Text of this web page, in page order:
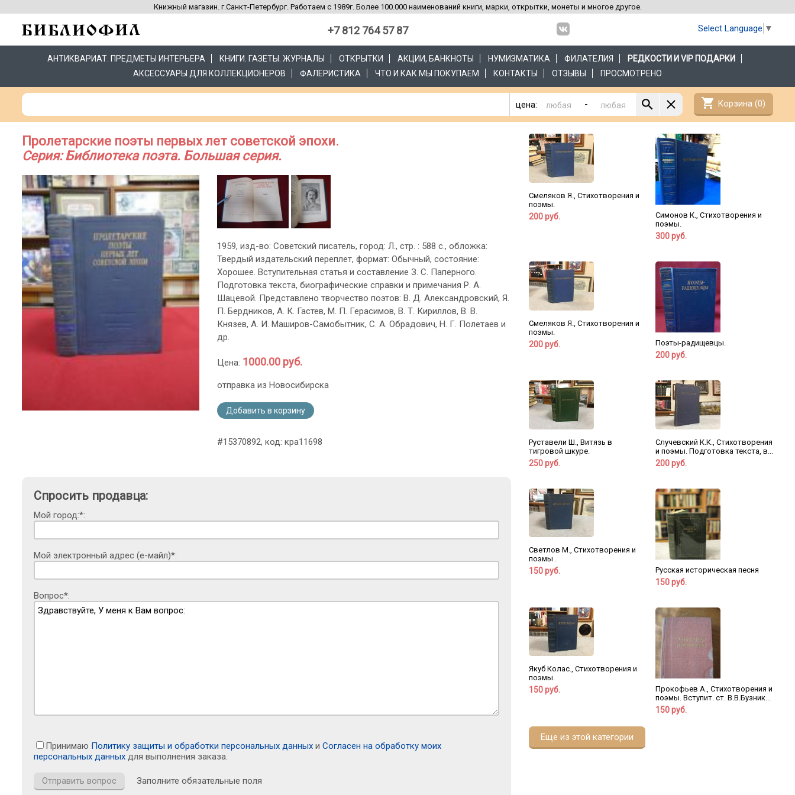
Книжный магазин. г.Санкт-Петербург. Работаем с 1989г. Более 100.000 наименований книги, марки, открытки, монеты и многое другое.
+7 812 764 57 87 Select Language ▼
АНТИКВАРИАТ. ПРЕДМЕТЫ ИНТЕРЬЕРА КНИГИ. ГАЗЕТЫ. ЖУРНАЛЫ ОТКРЫТКИ АКЦИИ, БАНКНОТЫ НУМИЗМАТИКА ФИЛАТЕЛИЯ
РЕДКОСТИ И VIP ПОДАРКИ
АКСЕССУАРЫ ДЛЯ КОЛЛЕКЦИОНЕРОВ
ФАЛЕРИСТИКА ЧТО И КАК МЫ ПОКУПАЕМ КОНТАКТЫ ОТЗЫВЫ ПРОСМОТРЕНО
цена: - shopping_cart Корзина (0)
Пролетарские поэты первых лет советской эпохи.
Серия: Библиотека поэта. Большая серия.
1959, изд-во: Советский писатель, город: Л., стр. : 588 с., обложка:
Твердый издательский переплет, формат: Обычный, состояние:
Хорошее. Вступительная статья и составление З. С. Паперного.
Подготовка текста, биографические справки и примечания Р. А.
Шацевой. Представлено творчество поэтов: В. Д. Александровский, Я.
П. Бердников, А. К. Гастев, М. П. Герасимов, В. Т. Кириллов, В. В.
Князев, А. И. Маширов-Самобытник, С. А. Обрадович, Н. Г. Полетаев и
др.
Цена: 1000.00 руб.
отправка из Новосибирска
Добавить в корзину
#15370892, код: кра11698
Спросить продавца:
Мой город:*:
Мой электронный адрес (е-майл)*:
Вопрос*:
Принимаю Политику защиты и обработки персональных данных и Согласен на обработку моих
персональных данных для выполнения заказа.
Заполните обязательные поля
Смеляков Я., Стихотворения и
поэмы.
200 руб.
Симонов К., Стихотворения и
поэмы.
300 руб.
Смеляков Я., Стихотворения и
поэмы.
200 руб. Поэты-радищевцы.
200 руб.
Руставели Ш., Витязь в
тигровой шкуре.
250 руб.
Случевский К.К., Стихотворения
и поэмы. Подготовка текста, в...
200 руб.
Светлов М., Стихотворения и
поэмы .
150 руб. Русская историческая песня
150 руб.
Якуб Колас., Стихотворения и
поэмы.
150 руб.
Прокофьев А., Стихотворения и
поэмы. Вступит. ст. В.В.Бузник...
150 руб.
Еще из этой категории